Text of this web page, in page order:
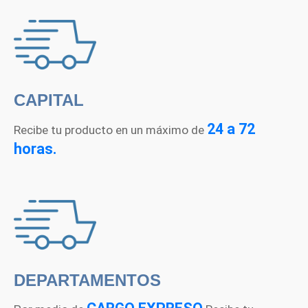
CAPITAL
Recibe tu producto en un máximo de 24 a 72
horas.
DEPARTAMENTOS